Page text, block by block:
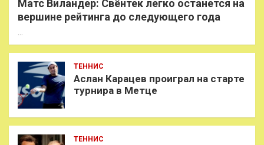
Матс Виландер: Свёнтек легко останется на
вершине рейтинга до следующего года
…
ТЕННИС
Аслан Карацев проиграл на старте
турнира в Метце
ТЕННИС